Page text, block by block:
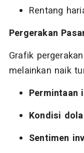
Rentang
Pergerakan
Grafik
melainkan naik
Permintaan
Kondisi
Sentimen